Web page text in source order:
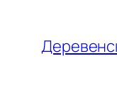
содержимому